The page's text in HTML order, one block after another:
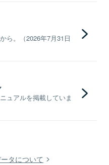
ら。（2026年7月31日
ュアルを掲載していま
タについて